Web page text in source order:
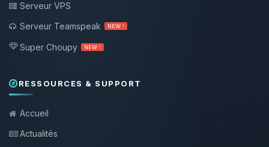
Serveur VPS
Serveur Teamspeak
NEW !
Super Choupy NEW !
RESSOURCES & SUPPORT
Accueil
Actualités